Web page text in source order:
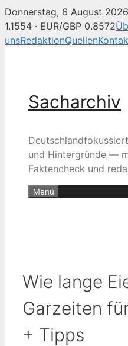
Donnerstag, 6 August 2026
1.1554 · EUR/GBP 0.8572
unsRedaktionQuellen
Sacharchiv
und Hintergründe —
Faktencheck und
Menü
Wie lange
Garzeiten
+ Tipps